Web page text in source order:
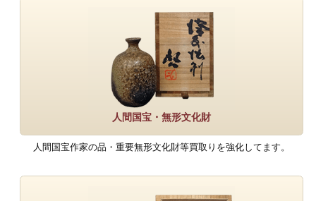
人間国宝・無形文化財
人間国宝作家の品・重要無形文化財等買取りを強化してます。